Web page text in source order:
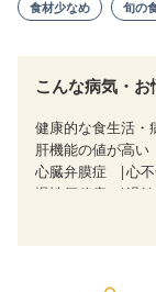
食材少なめ 旬の
こんな病気・
健康的な食生活・
肝機能の値が高い
心臓弁膜症
心
慢性便秘症
過